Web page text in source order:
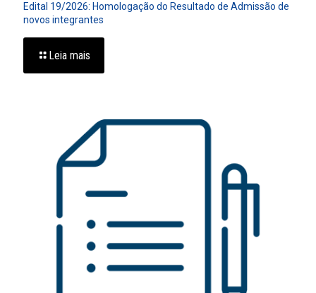
Edital 19/2026: Homologação do Resultado de Admissão de
novos integrantes
Leia mais